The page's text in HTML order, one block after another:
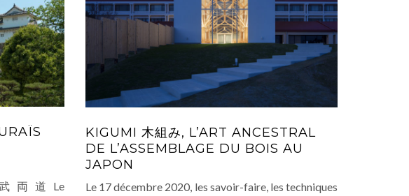
両 道 Le
KIGUMI 木組み, L’ART ANCESTRAL
DE L’ASSEMBLAGE DU BOIS AU
JAPON
Le 17 décembre 2020, les savoir-faire, les techniques